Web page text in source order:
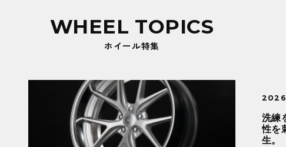
WHEEL TOPICS
ホイール特集
洗練
性を
生。